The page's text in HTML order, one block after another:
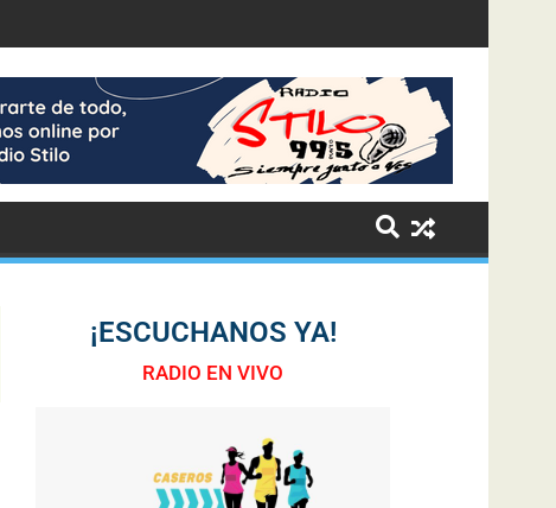
¡ESCUCHANOS YA!
RADIO EN VIVO